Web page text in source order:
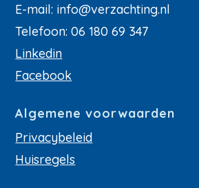
E-mail: info@verzachting.nl
Telefoon: 06 180 69 347
Linkedin
Facebook
Algemene voorwaarden
Privacybeleid
Huisregels